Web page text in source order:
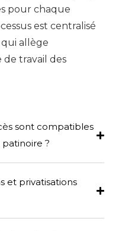
pour chaque
est centralisé
allège
travail des
sont compatibles
?
et privatisations